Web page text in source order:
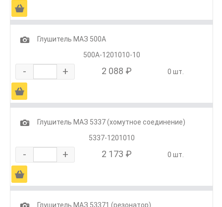
Ä
1
Глушитель МАЗ 500А
500А-1201010-10
- + 2 088 ₽ 0 шт.
Ä
1
Глушитель МАЗ 5337 (хомутное соединение)
5337-1201010
- + 2 173 ₽ 0 шт.
Ä
Глушитель МАЗ 53371 (резонатор)